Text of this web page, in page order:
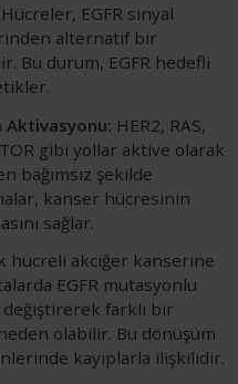
Hücreler, EGFR sinyal
alternatif bir
Bu durum, EGFR hedefli
Aktivasyonu: HER2, RAS,
gibi yollar aktive olarak
bağımsız şekilde
kanser hücresinin
sağlar.
hücreli akciğer kanserine
EGFR mutasyonlu
değiştirerek farklı bir
olabilir. Bu dönüşüm
kayıplarla ilişkilidir.